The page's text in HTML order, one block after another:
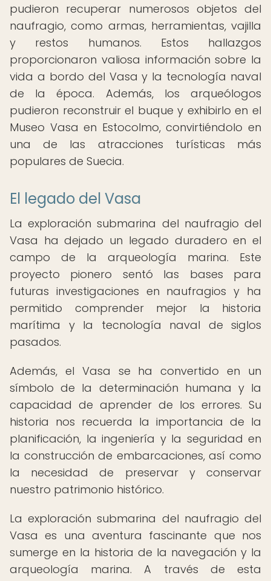
pudieron recuperar numerosos objetos del
naufragio, como armas, herramientas, vajilla
y restos humanos. Estos hallazgos
proporcionaron valiosa información sobre la
vida a bordo del Vasa y la tecnología naval
de la época. Además, los arqueólogos
pudieron reconstruir el buque y exhibirlo en el
Museo Vasa en Estocolmo, convirtiéndolo en
una de las atracciones turísticas más
populares de Suecia.
El legado del Vasa
La exploración submarina del naufragio del
Vasa ha dejado un legado duradero en el
campo de la arqueología marina. Este
proyecto pionero sentó las bases para
futuras investigaciones en naufragios y ha
permitido comprender mejor la historia
marítima y la tecnología naval de siglos
pasados.
Además, el Vasa se ha convertido en un
símbolo de la determinación humana y la
capacidad de aprender de los errores. Su
historia nos recuerda la importancia de la
planificación, la ingeniería y la seguridad en
la construcción de embarcaciones, así como
la necesidad de preservar y conservar
nuestro patrimonio histórico.
La exploración submarina del naufragio del
Vasa es una aventura fascinante que nos
sumerge en la historia de la navegación y la
arqueología marina. A través de esta